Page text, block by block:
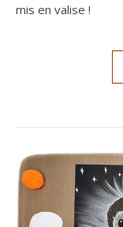
mis en valise !